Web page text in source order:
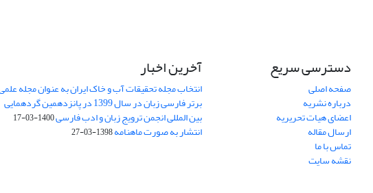
دسترسی سریع
صفحه اصلی
درباره نشریه
اعضای هیات تحریریه
ارسال مقاله
تماس با ما
نقشه سایت
آخرین اخبار
انتخاب مجله تحقیقات آب و خاک ایران به عنوان مجله
برتر فارسی زبان در سال 1399 در پانزدهمین گردهمایی
بین المللی انجمن ترویج زبان و ادب فارسی1400-03-17
انتشار به صورت ماهنامه1398-03-27